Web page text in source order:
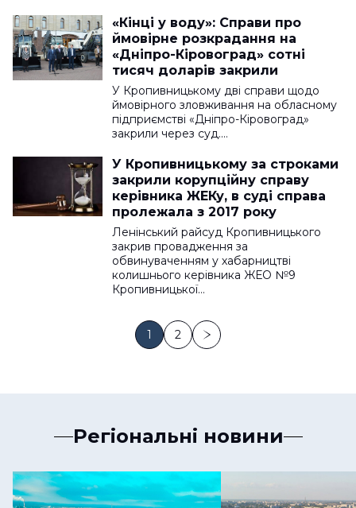
«Кінці у воду»: Справи про
ймовірне розкрадання на
«Дніпро-Кіровоград» сотні
тисяч доларів закрили
У Кропивницькому дві справи щодо
ймовірного зловживання на обласному
підприємстві «Дніпро-Кіровоград»
закрили через суд.…
У Кропивницькому за строками
закрили корупційну справу
керівника ЖЕКу, в суді справа
пролежала з 2017 року
Ленінський райсуд Кропивницького
закрив провадження за
обвинуваченням у хабарництві
колишнього керівника ЖЕО №9
Кропивницької…
1 2
Регіональні новини